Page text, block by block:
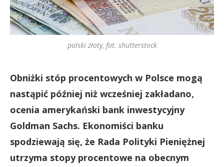
polski złoty, fot. shutterstock
Obniżki stóp procentowych w Polsce mogą
nastąpić później niż wcześniej zakładano,
ocenia amerykański bank inwestycyjny
Goldman Sachs. Ekonomiści banku
spodziewają się, że Rada Polityki Pieniężnej
utrzyma stopy procentowe na obecnym